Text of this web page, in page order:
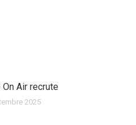
On Air recrute
2025